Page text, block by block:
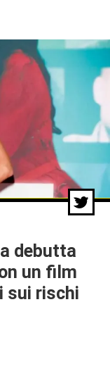
debutta
un film
sui rischi